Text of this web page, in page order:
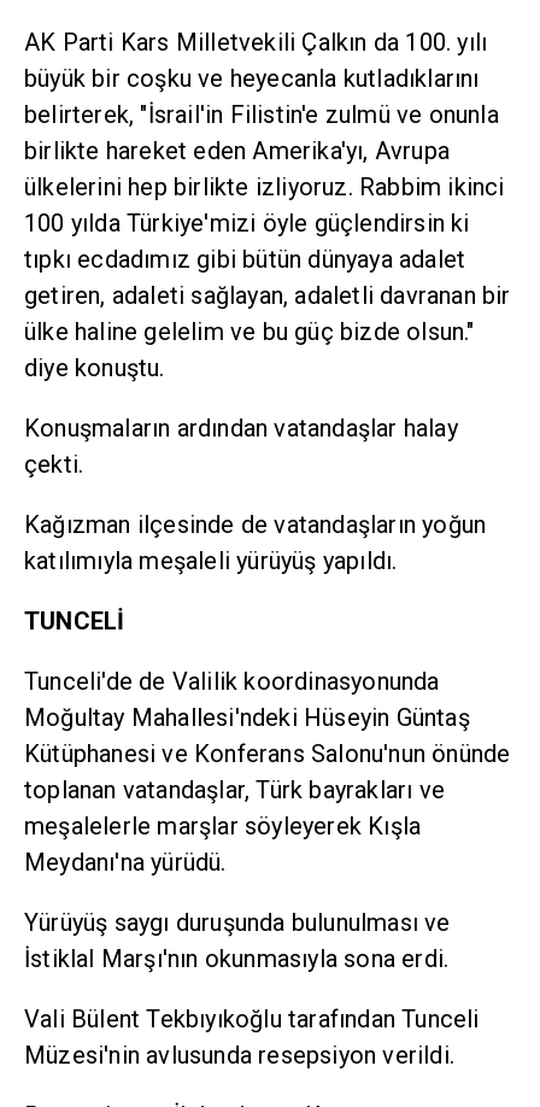
AK Parti Kars Milletvekili Çalkın da 100. yılı
büyük bir coşku ve heyecanla kutladıklarını
belirterek, "İsrail'in Filistin'e zulmü ve onunla
birlikte hareket eden Amerika'yı, Avrupa
ülkelerini hep birlikte izliyoruz. Rabbim ikinci
100 yılda Türkiye'mizi öyle güçlendirsin ki
tıpkı ecdadımız gibi bütün dünyaya adalet
getiren, adaleti sağlayan, adaletli davranan bir
ülke haline gelelim ve bu güç bizde olsun."
diye konuştu.
Konuşmaların ardından vatandaşlar halay
çekti.
Kağızman ilçesinde de vatandaşların yoğun
katılımıyla meşaleli yürüyüş yapıldı.
TUNCELİ
Tunceli'de de Valilik koordinasyonunda
Moğultay Mahallesi'ndeki Hüseyin Güntaş
Kütüphanesi ve Konferans Salonu'nun önünde
toplanan vatandaşlar, Türk bayrakları ve
meşalelerle marşlar söyleyerek Kışla
Meydanı'na yürüdü.
Yürüyüş saygı duruşunda bulunulması ve
İstiklal Marşı'nın okunmasıyla sona erdi.
Vali Bülent Tekbıyıkoğlu tarafından Tunceli
Müzesi'nin avlusunda resepsiyon verildi.